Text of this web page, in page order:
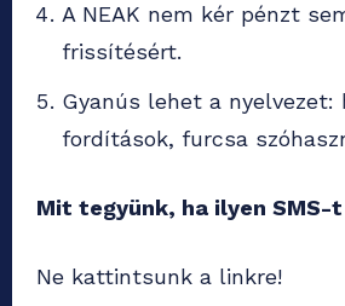
A NEAK nem kér pénzt
frissítésért.
Gyanús lehet a nyelvezet:
fordítások, furcsa
Mit tegyünk, ha ilyen SMS-
Ne kattintsunk a linkre!